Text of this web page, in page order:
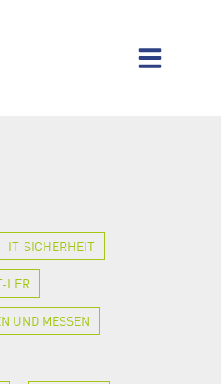
IT-SICHERHEIT
LER
UND MESSEN